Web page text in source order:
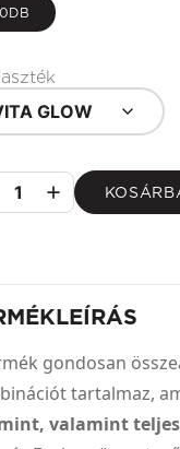
GLOW
1
gondosan
tartalmaz,
valamint